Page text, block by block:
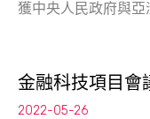
獲中央人民政府與
金融科技項目會
2022-05-26